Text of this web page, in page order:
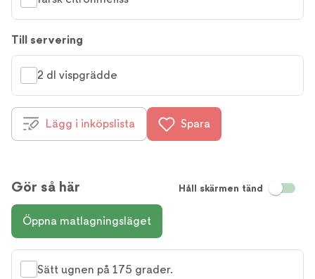
Till servering
2 dl vispgrädde
Lägg i inköpslista Spara
Gör så här Håll skärmen tänd
Öppna matlagningsläget
Sätt ugnen på 175 grader.